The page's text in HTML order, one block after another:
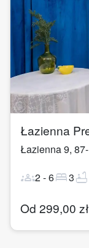
Łazienna
Łazienna 9,
groups2-6bed3bathtub
Od 299,00 zł